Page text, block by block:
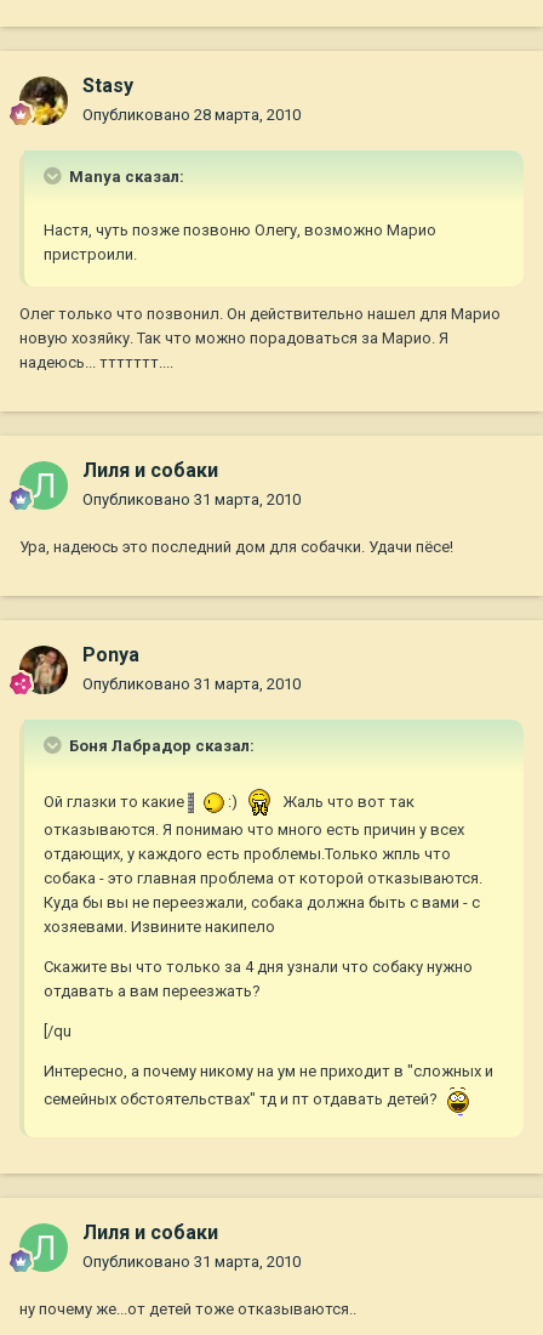
Stasy
Опубликовано 28 марта, 2010
Manya сказал:
Настя, чуть позже позвоню Олегу, возможно Марио
пристроили.
Олег только что позвонил. Он действительно нашел для Марио
новую хозяйку. Так что можно порадоваться за Марио. Я
надеюсь... ттттттт....
Лиля и собаки
Опубликовано 31 марта, 2010
Ура, надеюсь это последний дом для собачки. Удачи пёсе!
Ponya
Опубликовано 31 марта, 2010
Боня Лабрадор сказал:
Ой глазки то какие :)
Жаль что вот так
отказываются. Я понимаю что много есть причин у всех
отдающих, у каждого есть проблемы.Только жпль что
собака - это главная проблема от которой отказываются.
Куда бы вы не переезжали, собака должна быть с вами - с
хозяевами. Извините накипело
Скажите вы что только за 4 дня узнали что собаку нужно
отдавать а вам переезжать?
[/qu
Интересно, а почему никому на ум не приходит в "сложных и
семейных обстоятельствах" тд и пт отдавать детей?
Лиля и собаки
Опубликовано 31 марта, 2010
ну почему же...от детей тоже отказываются..